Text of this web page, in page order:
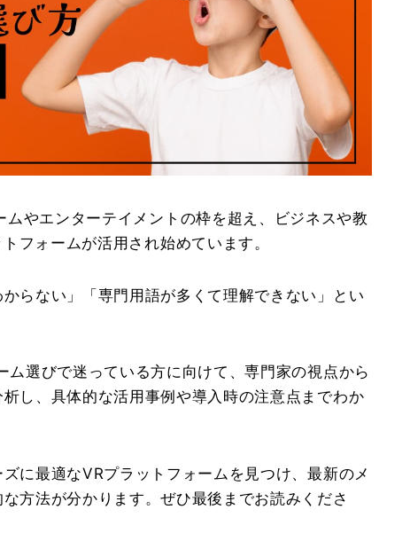
ムやエンターテイメントの枠を超え、ビジネスや教
フォームが活用され始めています。
らない」「専門用語が多くて理解できない」とい
ム選びで迷っている方に向けて、専門家の視点から
し、具体的な活用事例や導入時の注意点までわか
に最適なVRプラットフォームを見つけ、最新のメ
方法が分かります。ぜひ最後までお読みくださ